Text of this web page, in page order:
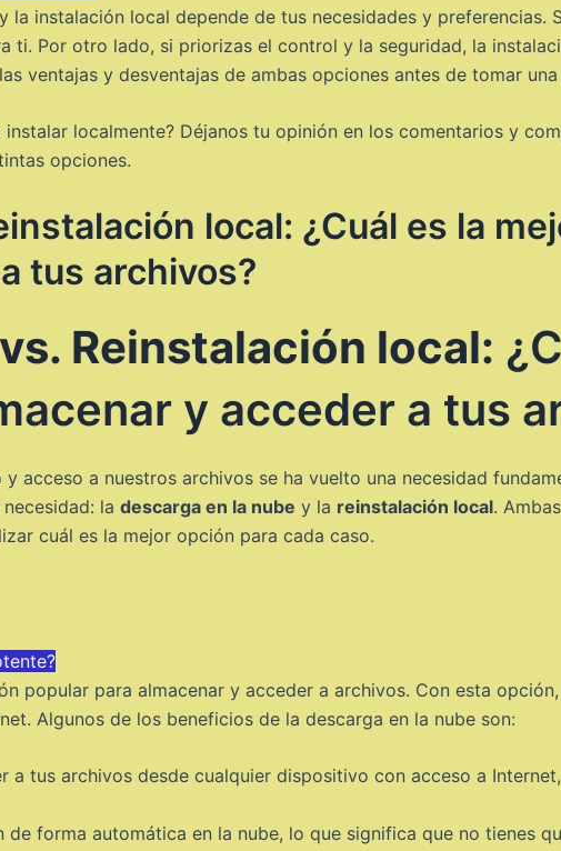
la instalación local depende de tus necesidades y preferencias.
ti. Por otro lado, si priorizas el control y la seguridad, la
ventajas y desventajas de ambas opciones antes de tomar
localmente? Déjanos tu opinión en los comentarios y
opciones.
local: ¿Cuál es la
tus archivos?
Reinstalación local:
y acceder a tus
acceso a nuestros archivos se ha vuelto una necesidad
la descarga en la nube y la reinstalación local.
cuál es la mejor opción para cada caso.
popular para almacenar y acceder a archivos. Con esta
Algunos de los beneficios de la descarga en la nube son:
a tus archivos desde cualquier dispositivo con acceso a
de forma automática en la nube, lo que significa que no tienes